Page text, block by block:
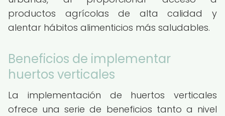
productos agrícolas de alta calidad y
alentar hábitos alimenticios más saludables.
Beneficios de implementar
huertos verticales
La implementación de huertos verticales
ofrece una serie de beneficios tanto a nivel